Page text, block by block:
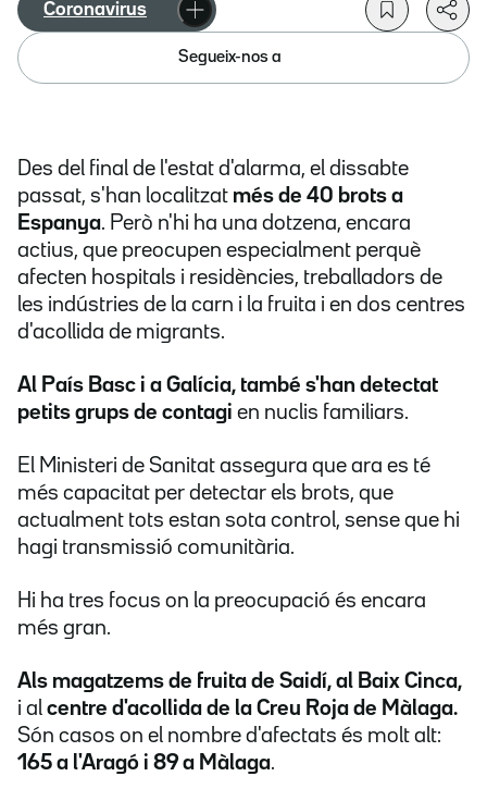
Coronavirus
Segueix-nos a
Des del final de l'estat d'alarma, el dissabte
passat, s'han localitzat més de 40 brots a
Espanya. Però n'hi ha una dotzena, encara
actius, que preocupen especialment perquè
afecten hospitals i residències, treballadors de
les indústries de la carn i la fruita i en dos centres
d'acollida de migrants.
Al País Basc i a Galícia, també s'han detectat
petits grups de contagi en nuclis familiars.
El Ministeri de Sanitat assegura que ara es té
més capacitat per detectar els brots, que
actualment tots estan sota control, sense que hi
hagi transmissió comunitària.
Hi ha tres focus on la preocupació és encara
més gran.
Als magatzems de fruita de Saidí, al Baix Cinca,
i al centre d'acollida de la Creu Roja de Màlaga.
Són casos on el nombre d'afectats és molt alt:
165 a l'Aragó i 89 a Màlaga.